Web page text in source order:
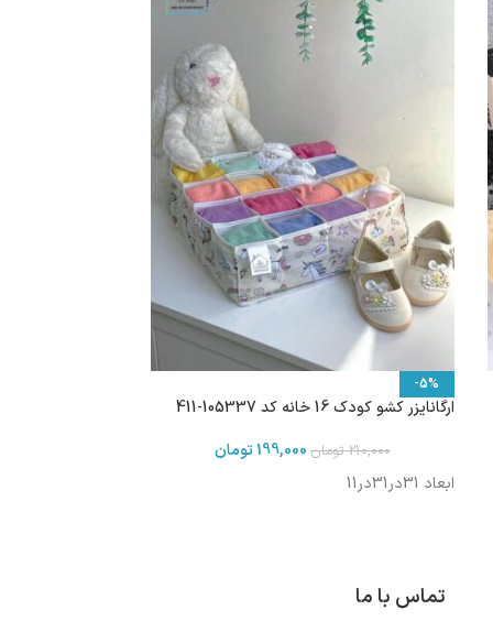
-5%
ارگانایزر کشو کودک 16 خانه کد 105337-411
210,000 تومان 199,000تومان
ابعاد 31در31در11
تماس با ما